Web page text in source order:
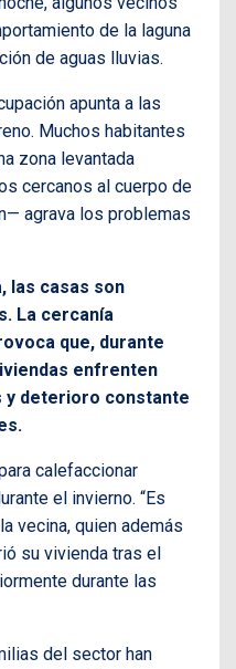
de la laguna
de aguas lluvias.
apunta a las
Muchos habitantes
zona levantada
cercanos al cuerpo de
agrava los problemas
las casas son
La cercanía
que, durante
enfrenten
y deterioro constante
calefaccionar
el invierno. “Es
vecina, quien además
su vivienda tras el
durante las
del sector han